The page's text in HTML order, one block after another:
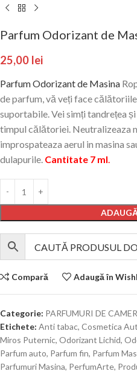
Parfum Odorizant de
25,00 lei
Parfum Odorizant de Masina
de parfum, vă veți face
suportabile.Vei simți tandrețea
timpul călătoriei. Neutralizeaza
improspateaza aerul in masina
dulapurile. Cantitate 7 ml.
Compară Adaugă în
Categorie: PARFUMURI DE
Etichete: Anti tabac, Cosmetica
Miros Puternic, Odorizant Lichid,
Parfum auto, Parfum fin, Parfum
Parfumuri Masina, PerfumArte,